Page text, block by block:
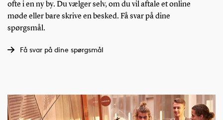
ofte i en ny by. Du vælger selv, om du vil aftale et online
møde eller bare skrive en besked. Få svar på dine
spørgsmål.
Få svar på dine spørgsmål